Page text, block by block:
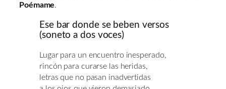
Poémame.
Ese bar donde se beben versos
(soneto a dos voces)
Lugar para un encuentro inesperado,
rincón para curarse las heridas,
letras que no pasan inadvertidas